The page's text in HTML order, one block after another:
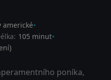
americké
105 minut
poníka,